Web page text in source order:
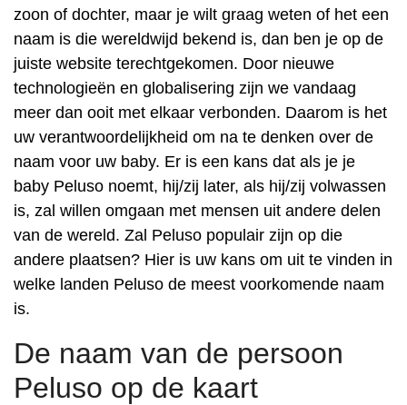
zoon of dochter, maar je wilt graag weten of het een
naam is die wereldwijd bekend is, dan ben je op de
juiste website terechtgekomen. Door nieuwe
technologieën en globalisering zijn we vandaag
meer dan ooit met elkaar verbonden. Daarom is het
uw verantwoordelijkheid om na te denken over de
naam voor uw baby. Er is een kans dat als je je
baby Peluso noemt, hij/zij later, als hij/zij volwassen
is, zal willen omgaan met mensen uit andere delen
van de wereld. Zal Peluso populair zijn op die
andere plaatsen? Hier is uw kans om uit te vinden in
welke landen Peluso de meest voorkomende naam
is.
De naam van de persoon
Peluso op de kaart